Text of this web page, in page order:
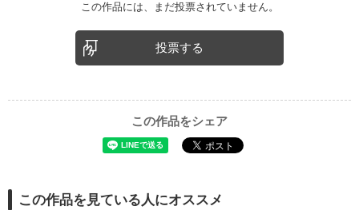
この作品には、まだ投票されていません。
投票する
この作品をシェア
この作品を見ている人にオススメ